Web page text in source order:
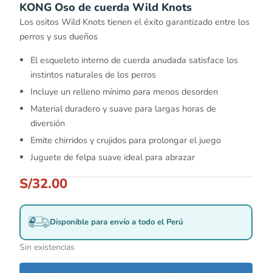
KONG Oso de cuerda Wild Knots
Los ositos Wild Knots tienen el éxito garantizado entre los
perros y sus dueños
El esqueleto interno de cuerda anudada satisface los
instintos naturales de los perros
Incluye un relleno mínimo para menos desorden
Material duradero y suave para largas horas de
diversión
Emite chirridos y crujidos para prolongar el juego
Juguete de felpa suave ideal para abrazar
S/32.00
Disponible para envío a todo el Perú
Sin existencias